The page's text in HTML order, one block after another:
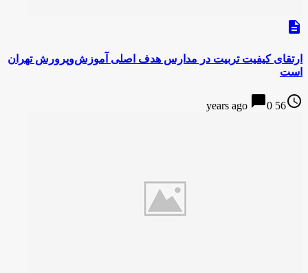
description
ارتقای کیفیت تربیت در مدارس هدف اصلی آموزش‌وپرورش تهران
است
access_time
56 years ago
chat_bubble0